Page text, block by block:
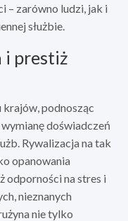
– zarówno ludzi, jak i
służbie.
i prestiż
krajów, podnosząc
doświadczeń
Rywalizacja na tak
opanowania
odporności na stres i
nieznanych
nie tylko